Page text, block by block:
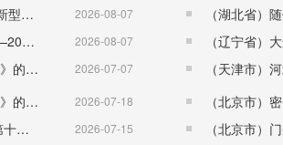
此前与本通知不符的有关规定，同时废
国家发展改革委 国家能源局关于印发《新型电力系统建设“十五五”规划》的通知​ （发改能源〔2026〕942号） 2026-08-07
国务院关于印发《全民健身计划（2026—2030年）》的通知 （国发〔2026〕26号） 2026-08-07
国务院关于印发《城市更新“十五五”规划》的通知（国发〔2026〕12号） 2026-07-07
国务院关于印发《国民健康“十五五”规划》的通知 （国发〔2026〕23号） 2026-07-18
（福建省）福州市国民经济和社会发展第十五个五年规划纲要 2026-07-15